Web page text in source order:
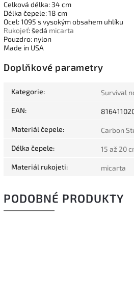
Celková délka: 34 cm
Délka čepele: 18 cm
Ocel: 1095 s vysokým obsahem uhlíku
Rukojeť: šedá micarta
Pouzdro: nylon
Made in USA
Doplňkové parametry
Kategorie: Survival
EAN:
Materiál čepele: Carbon
Délka čepele: 15 až 20
Materiál rukojeti: micarta
PODOBNÉ PRODUKTY